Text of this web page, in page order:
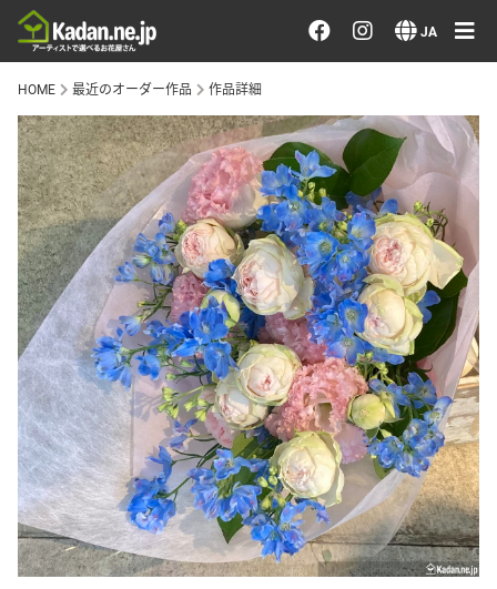
JA
お花を注文する・探す
おまかせ注文
最近のオーダー作品
アーティストで選ぶ
届けたい気持ちで選ぶ
会員メニュー
ログイン
会員登録
その他
HOME 最近のオーダー作品 作品詳細